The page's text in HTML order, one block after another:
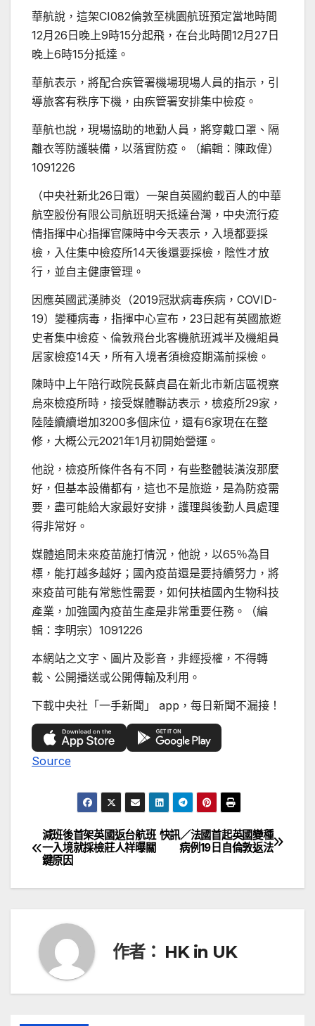
華航說，這架CI082倫敦至桃園航班預定當地時間
12月26日晚上9時15分起飛，在台北時間12月27日
晚上6時15分抵達。
華航表示，將配合疾管署機場現場人員的指示，引
導旅客有秩序下機，由疾管署安排集中檢疫。
華航也說，現場協助的地勤人員，將穿戴口罩、隔
離衣等防護裝備，以落實防疫。（編輯：陳政偉）
1091226
（中央社新北26日電）一架自英國約載百人的中華
航空股份有限公司航班明天抵達台灣，中央流行疫
情指揮中心指揮官陳時中今天表示，入境都要採
檢，入住集中檢疫所14天後還要採檢，陰性才放
行，並自主健康管理。
因應英國武漢肺炎（2019冠狀病毒疾病，COVID-
19）變種病毒，指揮中心宣布，23日起有英國旅遊
史者集中檢疫、倫敦飛台北客機航班減半及機組員
居家檢疫14天，所有入境者須檢疫期滿前採檢。
陳時中上午陪行政院長蘇貞昌在新北市新店區視察
烏來檢疫所時，接受媒體聯訪表示，檢疫所29家，
陸陸續續增加3200多個床位，還有6家現在在整
修，大概公元2021年1月初開始營運。
他說，檢疫所條件各有不同，有些整體裝潢沒那麼
好，但基本設備都有，這也不是旅遊，是為防疫需
要，盡可能給大家最好安排，護理與後勤人員處理
得非常好。
媒體追問未來疫苗施打情況，他說，以65％為目
標，能打越多越好；國內疫苗還是要持續努力，將
來疫苗可能有常態性需要，如何扶植國內生物科技
產業，加強國內疫苗生產是非常重要任務。（編
輯：李明宗）1091226
本網站之文字、圖片及影音，非經授權，不得轉
載、公開播送或公開傳輸及利用。
下載中央社「一手新聞」 app，每日新聞不漏接！
Source
文
章
覽
快訊／法國首起英國變種
病例19日自倫敦返法
減班後首架英國返台航班
一入境就採檢莊人祥曝關
鍵原因
作者： HK in UK